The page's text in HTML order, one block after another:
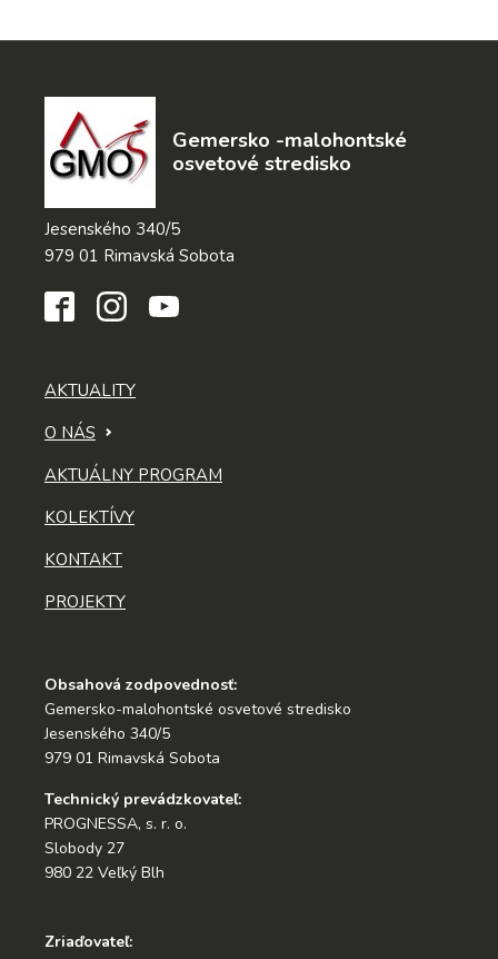
Gemersko -malohontské
osvetové stredisko
Jesenského 340/5
979 01 Rimavská Sobota
AKTUALITY
O NÁS
AKTUÁLNY PROGRAM
KOLEKTÍVY
KONTAKT
PROJEKTY
Obsahová zodpovednosť:
Gemersko-malohontské osvetové stredisko
Jesenského 340/5
979 01 Rimavská Sobota
Technický prevádzkovateľ:
PROGNESSA, s. r. o.
Slobody 27
980 22 Veľký Blh
Zriaďovateľ: